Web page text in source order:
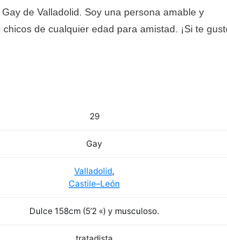
de Valladolid. Soy una persona amable y
de cualquier edad para amistad. ¡Si te
29
Gay
Valladolid,
Castile–León
Dulce 158cm (5’2 «) y musculoso.
tratadista